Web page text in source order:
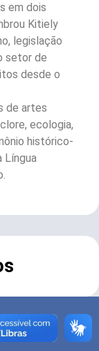
em dois
Kitiely
legislação
setor de
desde o
de artes
ecologia,
histórico-
Língua